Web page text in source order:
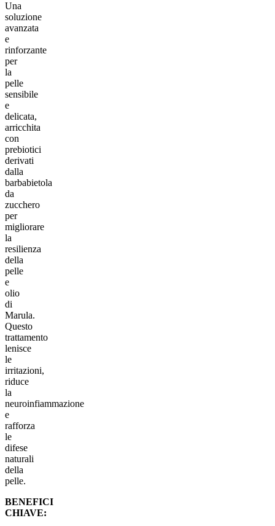
Una
soluzione
avanzata
e
rinforzante
per
la
pelle
sensibile
e
delicata,
arricchita
con
prebiotici
derivati
dalla
barbabietola
da
zucchero
per
migliorare
la
resilienza
della
pelle
e
olio
di
Marula.
Questo
trattamento
lenisce
le
irritazioni,
riduce
la
neuroinfiammazione
e
rafforza
le
difese
naturali
della
pelle.
BENEFICI
CHIAVE: